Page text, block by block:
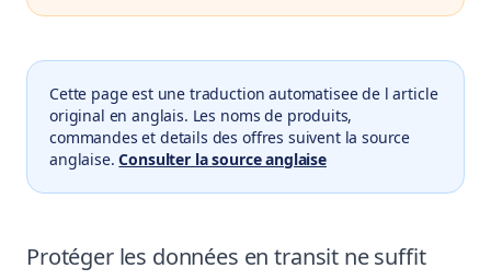
Cette page est une traduction automatisee de l article
original en anglais. Les noms de produits,
commandes et details des offres suivent la source
anglaise. Consulter la source anglaise
Protéger les données en transit ne suffit